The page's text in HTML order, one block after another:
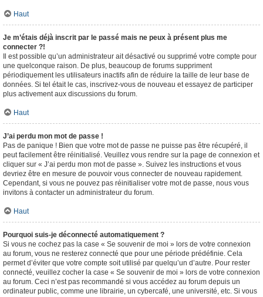
Haut
Je m’étais déjà inscrit par le passé mais ne peux à présent plus me
connecter ?!
Il est possible qu’un administrateur ait désactivé ou supprimé votre compte pour
une quelconque raison. De plus, beaucoup de forums suppriment
périodiquement les utilisateurs inactifs afin de réduire la taille de leur base de
données. Si tel était le cas, inscrivez-vous de nouveau et essayez de participer
plus activement aux discussions du forum.
Haut
J’ai perdu mon mot de passe !
Pas de panique ! Bien que votre mot de passe ne puisse pas être récupéré, il
peut facilement être réinitialisé. Veuillez vous rendre sur la page de connexion et
cliquer sur « J’ai perdu mon mot de passe ». Suivez les instructions et vous
devriez être en mesure de pouvoir vous connecter de nouveau rapidement.
Cependant, si vous ne pouvez pas réinitialiser votre mot de passe, nous vous
invitons à contacter un administrateur du forum.
Haut
Pourquoi suis-je déconnecté automatiquement ?
Si vous ne cochez pas la case « Se souvenir de moi » lors de votre connexion
au forum, vous ne resterez connecté que pour une période prédéfinie. Cela
permet d’éviter que votre compte soit utilisé par quelqu’un d’autre. Pour rester
connecté, veuillez cocher la case « Se souvenir de moi » lors de votre connexion
au forum. Ceci n’est pas recommandé si vous accédez au forum depuis un
ordinateur public, comme une librairie, un cybercafé, une université, etc. Si vous